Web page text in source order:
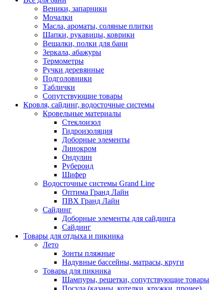
Веники, запарники
Мочалки
Масла, ароматы, соляные плитки
Шапки, рукавицы, коврики
Вешалки, полки для бани
Зеркала, абажуры
Термометры
Ручки деревянные
Подголовники
Таблички
Сопутствующие товары
Кровля, сайдинг, водосточные системы
Кровельные материалы
Стеклоизол
Гидроизоляция
Доборные элементы
Линокром
Ондулин
Рубероид
Шифер
Водосточные системы Grand Line
Оптима Гранд Лайн
ПВХ Гранд Лайн
Сайдинг
Доборные элементы для сайдинга
Сайдинг
Товары для отдыха и пикника
Лето
Зонты пляжные
Надувные бассейны, матрасы, круги
Товары для пикника
Шампуры, решетки, сопутствующие товары
Посуда (казаны, котелки, кружки, прочее)